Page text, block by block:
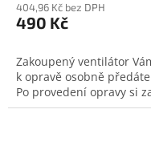
404,96 Kč bez DPH
490 Kč
Zakoupený ventilátor
k opravě osobně
Po provedení opravy si